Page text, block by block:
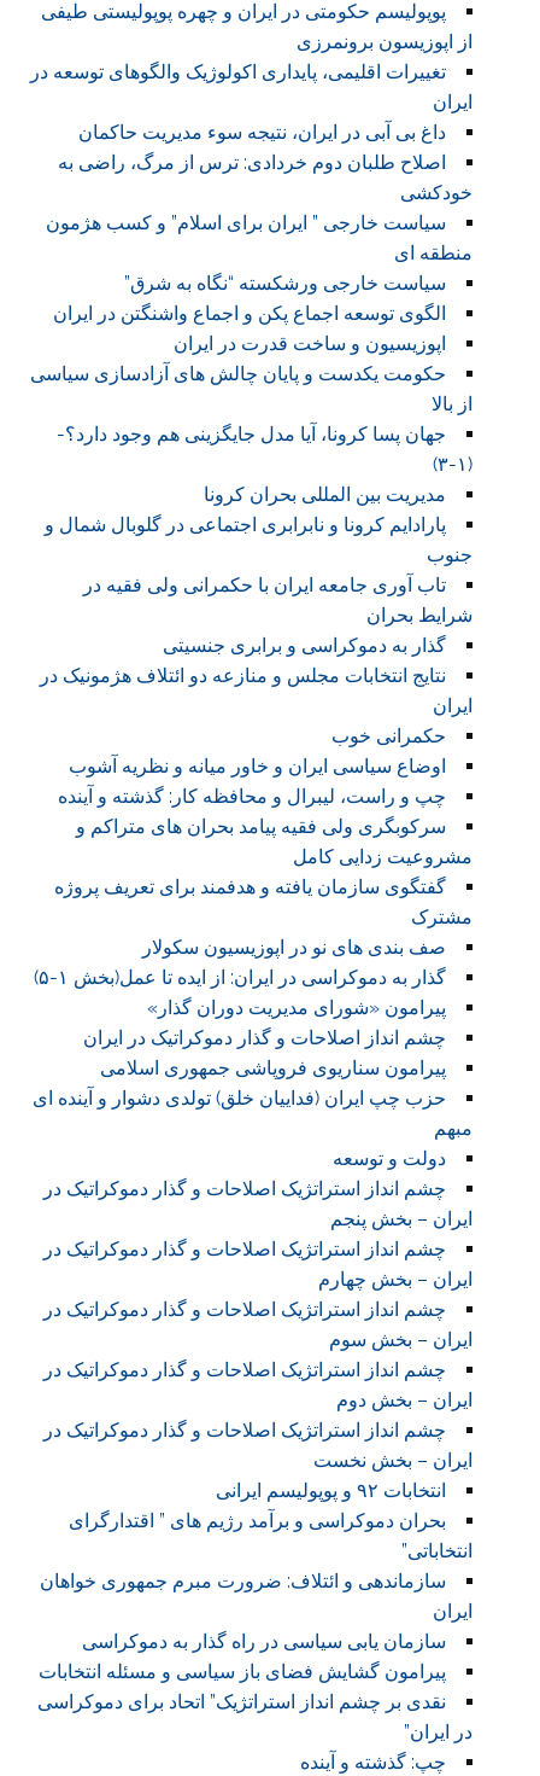
پوپولیسم حکومتی در ایران و چهره پوپولیستی طیفی
از اپوزیسون برونمرزی
تغییرات اقلیمی، پایداری اکولوژیک والگوهای توسعه در
ایران
داغ بی آبی در ایران، نتیجه سوء مدیریت حاکمان
اصلاح طلبان دوم خردادی: ترس از مرگ، راضی به
خودکشی
سیاست خارجی ” ایران برای اسلام” و کسب هژمون
منطقه ای
سیاست خارجی ورشکسته “نگاه به شرق”
الگوی توسعه اجماع پکن و اجماع واشنگتن در ایران
اپوزیسیون و ساخت قدرت در ایران
حکومت یکدست و پایان چالش های آزادسازی سیاسی
از بالا
جهان پسا کرونا، آیا مدل جایگزینی هم وجود دارد؟-
(۱-۳)
مدیریت بین المللی بحران کرونا
پارادایم کرونا و نابرابری اجتماعی در گلوبال شمال و
جنوب
تاب آوری جامعه ایران با حکمرانی ولی فقیه در
شرایط بحران
گذار به دموکراسی و برابری جنسیتی
نتایج انتخابات مجلس و منازعه دو ائتلاف هژمونیک در
ایران
حکمرانی خوب
اوضاع سیاسی ایران و خاور میانه و نظریه آشوب
چپ و راست، لیبرال و محافظه کار: گذشته و آینده
سرکوبگری ولی فقیه پیامد بحران های متراکم و
مشروعیت زدایی کامل
گفتگوی سازمان یافته و هدفمند برای تعریف پروژه
مشترک
صف بندی های نو در اپوزیسیون سکولار
گذار به دموکراسی در ایران: از ایده تا عمل(بخش ۱-۵)
پیرامون «شورای مدیریت دوران گذار»
چشم انداز اصلاحات و گذار دموکراتیک در ایران
پیرامون سناریوی فروپاشی جمهوری اسلامی
حزب چپ ایران (فداییان خلق) تولدی دشوار و آینده ای
مبهم
دولت و توسعه
چشم انداز استراتژیک اصلاحات و گذار دموکراتیک در
ایران – بخش پنجم
چشم انداز استراتژیک اصلاحات و گذار دموکراتیک در
ایران – بخش چهارم
چشم انداز استراتژیک اصلاحات و گذار دموکراتیک در
ایران – بخش سوم
چشم انداز استراتژیک اصلاحات و گذار دموکراتیک در
ایران – بخش دوم
چشم انداز استراتژیک اصلاحات و گذار دموکراتیک در
ایران – بخش نخست
انتخابات ۹۲ و پوپولیسم ایرانی
بحران دموکراسی و برآمد رژیم های ” اقتدارگرای
انتخاباتی”
سازماندهی و ائتلاف: ضرورت مبرم جمهوری خواهان
ایران
سازمان یابی سیاسی در راه گذار به دموکراسی
پیرامون گشایش فضای باز سیاسی و مسئله انتخابات
نقدی بر چشم انداز استراتژیک” اتحاد برای دموکراسی
در ایران”
چپ: گذشته و آینده